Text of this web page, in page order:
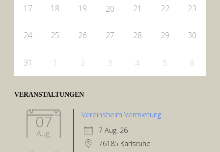
17 18 19 20 21 22 23
24 25 26 27 28 29 30
31 1 2 3 4 5 6
VERANSTALTUNGEN
07
Aug.
Vereinsheim Vermietung
7 Aug. 26
76185 Karlsruhe